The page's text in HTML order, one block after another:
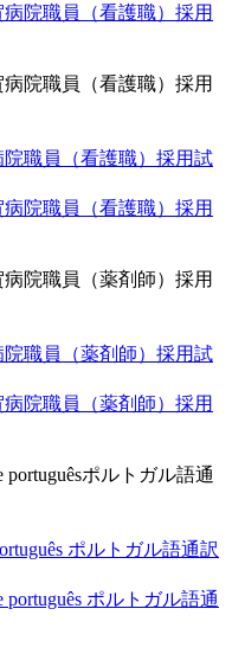
職員（看護職）採用試
職員（薬剤師）採用試
ポルトガル語通訳